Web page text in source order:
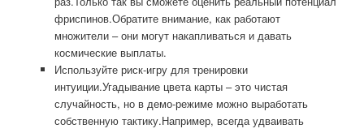
фриспинов.Обратите внимание, как работают
множители – они могут накапливаться и давать
космические выплаты.
Используйте риск-игру для тренировки
интуиции.Угадывание цвета карты – это чистая
случайность, но в демо-режиме можно выработать
собственную тактику.Например, всегда удваивать